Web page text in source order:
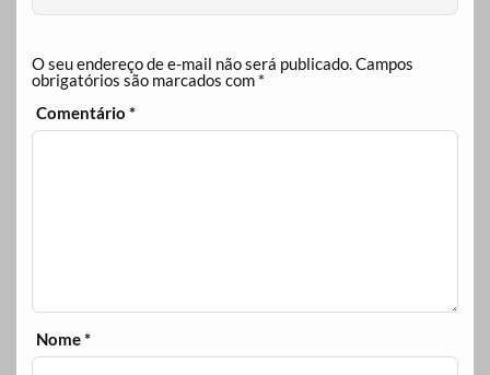
O seu endereço de e-mail não será publicado.Campos
obrigatórios são marcados com *
Comentário*
Nome*